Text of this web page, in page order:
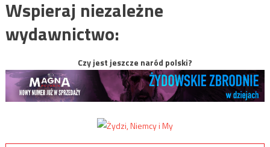
Wspieraj niezależne
wydawnictwo:
Czy jest jeszcze naród polski?